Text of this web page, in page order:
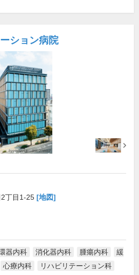
ション病院
丁目1-25 [地図]
器内科 消化器内科 腫瘍内科
緩
心療内科
リハビリテーション科